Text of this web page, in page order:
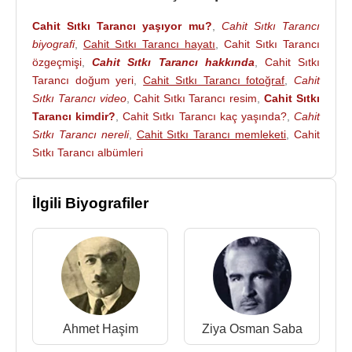
Tarancı ölümünden sonra, 1957’de,Varlık Dergisi
tarafından düzenlenen bir ankette, en beğenilen
yazar seçilmiştir.
Eserleri:
Şiir:
Ömrümde Sükût (1933, 1968)
Düşten Güzel (1952, 1969)
Sonrası (Ölümünden sonra 1957, 1962)
Mektup:
Ziya'ya Mektuplar (Ölümünden sonra 1957.
Osman Saba'ya mektupları)
Hikâye:
Cahit Sıtkı'nın Hikâyeciliği ve Hikâyeleri
(Ölümünden sonraSelahattin Ömerliderledi,
Cahit Sıtkı Tarancı yaşıyor mu?
Cahit Sıtkı Tarancı
biyografi, Cahit Sıtkı Tarancı hayatı
Cahit Sıtkı Tarancı
özgeçmişi ,Cahit Sıtkı Tarancı hakkında
Cahit Sıtkı
Tarancı doğum yeri ,Cahit Sıtkı Tarancı fotoğraf ,Cahit
Sıtkı Tarancı video, Cahit Sıtkı Tarancı resim ,Cahit Sıtkı
Tarancı kimdir? ,Cahit Sıtkı Tarancı kaç yaşında?,Cahit
Sıtkı Tarancı nereli, Cahit Sıtkı Tarancı memleketi ,Cahit
Sıtkı Tarancı albümleri
İlgili Biyografiler
Ahmet Haşim Ziya Osman Saba